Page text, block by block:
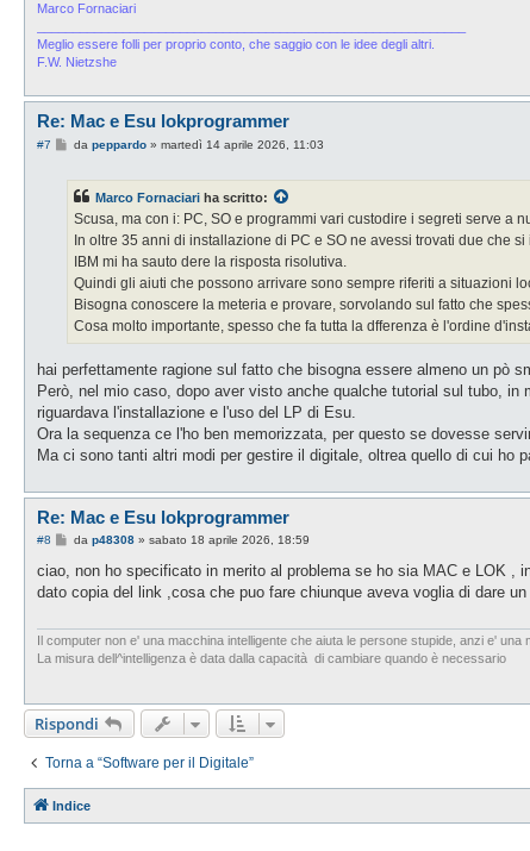
Marco Fornaciari
Meglio essere folli per proprio conto, che saggio con le idee degli altri.
F.W. Nietzshe
Re: Mac e Esu lokprogrammer
#7
M
a
g
o
da peppardo» martedì 14 aprile 2026, 11:03
Marco Fornaciari ha scritto:
Scusa, ma con i: PC, SO e programmi vari custodire i segreti serve a
In oltre 35 anni di installazione di PC e SO ne avessi trovati due che
IBM mi ha sauto dere la risposta risolutiva.
Quindi gli aiuti che possono arrivare sono sempre riferiti a situazioni
Bisogna conoscere la meteria e provare, sorvolando sul fatto che
Cosa molto importante, spesso che fa tutta la dfferenza è l'ordine
hai perfettamente ragione sul fatto che bisogna essere almeno un pò
Però, nel mio caso, dopo aver visto anche qualche tutorial sul tubo,
riguardava l'installazione e l'uso del LP di Esu.
Ora la sequenza ce l'ho ben memorizzata, per questo se dovesse
Ma ci sono tanti altri modi per gestire il digitale, oltrea quello di cui ho
Re: Mac e Esu lokprogrammer
#8
M
s
a
i
da p48308» sabato 18 aprile 2026, 18:59
ciao, non ho specificato in merito al problema se ho sia MAC e LOK ,
dato copia del link ,cosa che puo fare chiunque aveva voglia di dare
Il computer non e' una macchina intelligente che aiuta le persone stupide, anzi e'
La misura dell^intelligenza è data dalla capacità di cambiare quando è necessario
Rispondi
Torna a “Software per il Digitale”
Indice